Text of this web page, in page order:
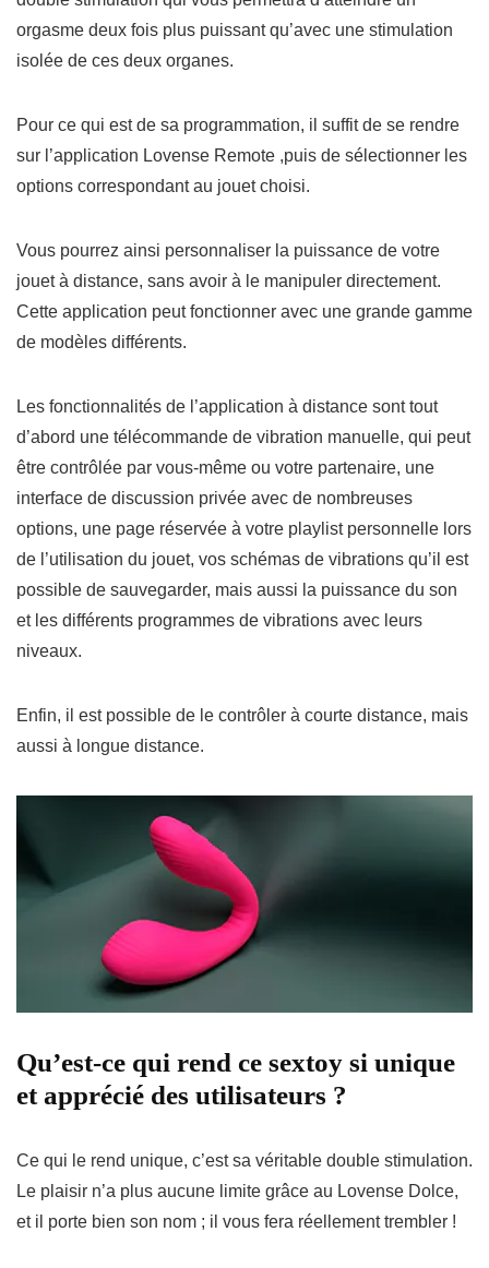
orgasme deux fois plus puissant qu’avec une stimulation
isolée de ces deux organes.
Pour ce qui est de sa programmation, il suffit de se rendre
sur l’application Lovense Remote ,puis de sélectionner les
options correspondant au jouet choisi.
Vous pourrez ainsi personnaliser la puissance de votre
jouet à distance, sans avoir à le manipuler directement.
Cette application peut fonctionner avec une grande gamme
de modèles différents.
Les fonctionnalités de l’application à distance sont tout
d’abord une télécommande de vibration manuelle, qui peut
être contrôlée par vous-même ou votre partenaire, une
interface de discussion privée avec de nombreuses
options, une page réservée à votre playlistpersonnelle lors
de l’utilisation du jouet, vos schémas de vibrations qu’il est
possible de sauvegarder, mais aussi la puissance du son
et les différents programmes de vibrations avec leurs
niveaux.
Enfin, il est possible de le contrôler à courte distance, mais
aussi à longue distance.
Qu’est-ce qui rend ce sextoy si unique
et apprécié des utilisateurs ?
Ce qui le rend unique, c’est sa véritable double stimulation.
Le plaisir n’a plus aucune limite grâce au Lovense Dolce,
et il porte bien son nom ; il vous fera réellementtrembler !